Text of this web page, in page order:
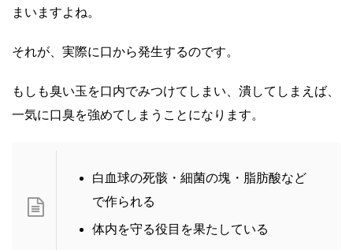
まいますよね。
それが、実際に口から発生するのです。
もしも臭い玉を口内でみつけてしまい、潰してしまえば、
一気に口臭を強めてしまうことになります。
白血球の死骸・細菌の塊・脂肪酸など
で作られる
体内を守る役目を果たしている